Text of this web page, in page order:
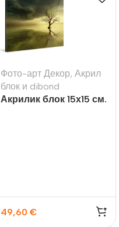
Фото-арт Декор, Акрил
блок и dibond
Акрилик блок 15х15 см.
49,60 €